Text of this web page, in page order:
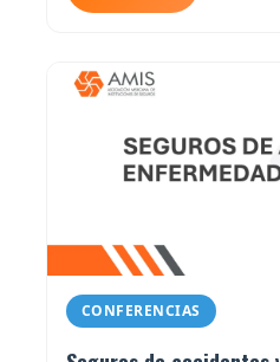
CONFERENCIAS